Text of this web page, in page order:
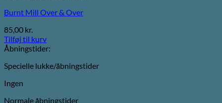
Burnt Mill Over & Over
85,00 kr.
Tilføj til kurv
Åbningstider:
Specielle lukke/åbningstider
Ingen
Normale åbningstider